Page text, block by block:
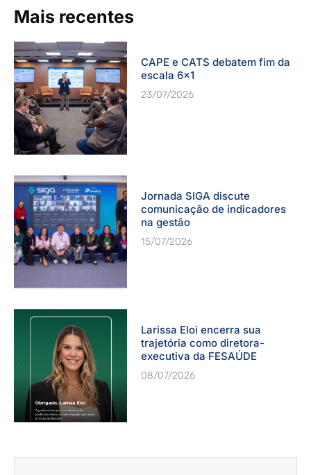
Mais recentes
CAPE e CATS debatem fim da
escala 6×1
23/07/2026
Jornada SIGA discute
comunicação de indicadores
na gestão
15/07/2026
Larissa Eloi encerra sua
trajetória como diretora-
executiva da FESAÚDE
08/07/2026